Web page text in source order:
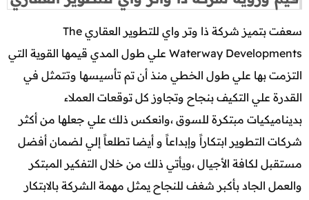
سعفت بتميز شركة ذا وتر واي للتطوير العقاري The
Waterway Developments علي طول المدي قيمها القوية التي
التزمت بها علي طول الخطي منذ أن تم تأسيسها وتتمثل في
القدرة علي التكيف بنجاح وتجاوز كل توقعات العملاء
بديناميكيات مبتكرة للسوق ،وانعكس ذلك علي جعلها من أكثر
شركات التطوير ابتكاراً وإبداعاً و أيضا تطلعاً إلي لضمان أفضل
مستقبل لكافة الأجيال ،ويأتي ذلك من خلال التفكير المبتكر
والعمل الجاد بأكبر شغف للنجاح يمثل مهمة الشركة بالابتكار